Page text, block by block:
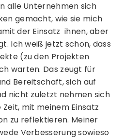
alle Unternehmen sich
gemacht, wie sie mich
der Einsatz ihnen, aber
Ich weiß jetzt schon, dass
(zu den Projekten
warten. Das zeugt für
Bereitschaft, sich auf
nicht zuletzt nehmen sich
mit meinem Einsatz
zu reflektieren. Meiner
Verbesserung sowieso